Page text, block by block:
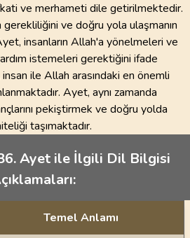
ve merhameti dile getirilmektedir.
gerekliliğini ve doğru yola ulaşmanın
insanların Allah'a yönelmeleri ve
istemeleri gerektiğini ifade
ile Allah arasındaki en önemli
Ayet, aynı zamanda
pekiştirmek ve doğru yolda
taşımaktadır.
Ayet ile İlgili Dil Bilgisi
Temel Anlamı